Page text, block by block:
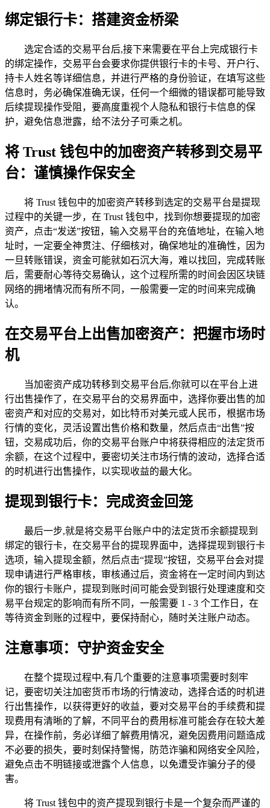
绑定银行卡：搭建资金桥梁
选定合适的交易平台后,接下来需要在平台上完成银行卡
的绑定操作，交易平台会要求你提供银行卡的卡号、开户行、
持卡人姓名等详细信息，并进行严格的身份验证，在填写这些
信息时，务必确保准确无误，任何一个细微的错误都可能导致
后续提现操作受阻，要高度重视个人隐私和银行卡信息的保
护，避免信息泄露，给不法分子可乘之机。
将 Trust 钱包中的加密资产转移到交易平
台：谨慎操作保安全
将 Trust 钱包中的加密资产转移到选定的交易平台是提现
过程中的关键一步，在 Trust 钱包中，找到你想要提现的加密
资产，点击“发送”按钮，输入交易平台的充值地址，在输入地
址时，一定要全神贯注、仔细核对，确保地址的准确性，因为
一旦转账错误，资金可能就如石沉大海，难以找回，完成转账
后，需要耐心等待交易确认，这个过程所需的时间会因区块链
网络的拥堵情况而有所不同，一般需要一定的时间来完成确
认。
在交易平台上出售加密资产：把握市场时
机
当加密资产成功转移到交易平台后,你就可以在平台上进
行出售操作了，在交易平台的交易界面中，选择你要出售的加
密资产和对应的交易对，如比特币对美元或人民币，根据市场
行情的变化，灵活设置出售价格和数量，然后点击“出售”按
钮，交易成功后，你的交易平台账户中将获得相应的法定货币
余额，在这个过程中，要密切关注市场行情的波动，选择合适
的时机进行出售操作，以实现收益的最大化。
提现到银行卡：完成资金回笼
最后一步,就是将交易平台账户中的法定货币余额提现到
绑定的银行卡，在交易平台的提现界面中，选择提现到银行卡
选项，输入提现金额，然后点击“提现”按钮，交易平台会对提
现申请进行严格审核，审核通过后，资金将在一定时间内到达
你的银行卡账户，提现到账时间可能会受到银行处理速度和交
易平台规定的影响而有所不同，一般需要 1 - 3 个工作日，在
等待资金到账的过程中，要保持耐心，随时关注账户动态。
注意事项：守护资金安全
在整个提现过程中,有几个重要的注意事项需要时刻牢
记，要密切关注加密货币市场的行情波动，选择合适的时机进
行出售操作，以获得更好的收益，要对交易平台的手续费和提
现费用有清晰的了解，不同平台的费用标准可能会存在较大差
异，在操作前，务必详细了解费用情况，避免因费用问题造成
不必要的损失，要时刻保持警惕，防范诈骗和网络安全风险，
避免点击不明链接或泄露个人信息，以免遭受诈骗分子的侵
害。
将 Trust 钱包中的资产提现到银行卡是一个复杂而严谨的